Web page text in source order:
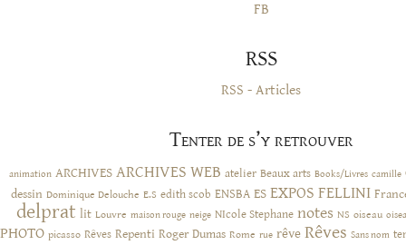
FB
RSS
RSS - Articles
Tenter de s’y retrouver
animation ARCHIVES ARCHIVES WEB atelier Beaux arts Books/Livres camille
dessin Dominique Delouche E.S edith scob ENSBA ES EXPOS FELLINI
delprat lit Louvre maison rouge neige NIcole Stephane notes NS oiseau
PHOTO picasso Rêves Repenti Roger Dumas Rome rue rêve Rêves Sans nom